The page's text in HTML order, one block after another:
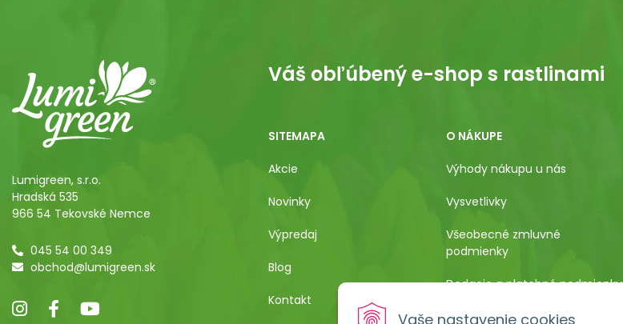
Vaše nastavenie cookies
Lumigreen, s.r.o.
Hradská 535
966 54 Tekovské Nemce
045 54 00 349
obchod@lumigreen.sk
Váš obľúbený e-shop s rastlinami
SITEMAPA
Akcie
Novinky
Výpredaj
Blog
Kontakt
O NÁKUPE
Výhody nákupu u nás
Vysvetlivky
Všeobecné zmluvné
podmienky
Dodacie a platobné podmienky
Pestovateľský manuál